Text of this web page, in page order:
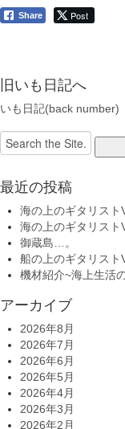
Share Post
旧いも日記へ
いも日記(back number)
Search
for:
最近の投稿
海の上のギタリスト
海の上のギタリスト
御蔵島…。
船の上のギタリスト
機材紹介~海上生活
アーカイブ
2026年8月
2026年7月
2026年6月
2026年5月
2026年4月
2026年3月
2026年2月